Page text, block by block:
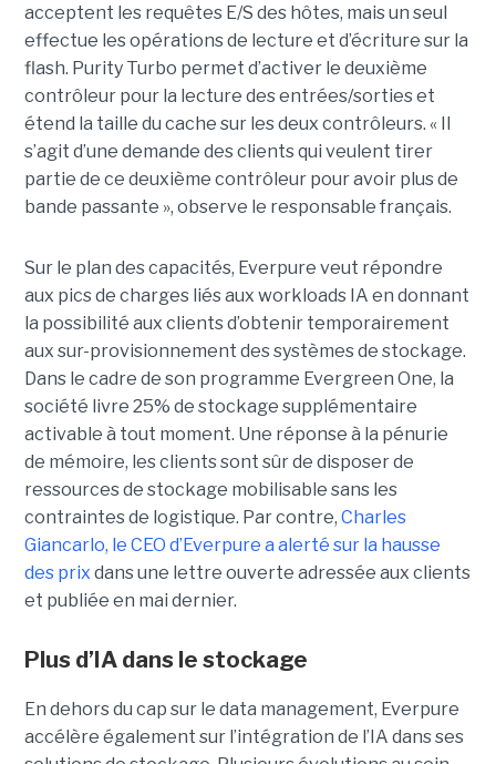
acceptent les requêtes E/S des hôtes, mais un seul
effectue les opérations de lecture et d’écriture sur la
flash. Purity Turbo permet d’activer le deuxième
contrôleur pour la lecture des entrées/sorties et
étend la taille du cache sur les deux contrôleurs. « Il
s’agit d’une demande des clients qui veulent tirer
partie de ce deuxième contrôleur pour avoir plus de
bande passante », observe le responsable français.
Sur le plan des capacités, Everpure veut répondre
aux pics de charges liés aux workloads IA en donnant
la possibilité aux clients d’obtenir temporairement
aux sur-provisionnement des systèmes de stockage.
Dans le cadre de son programme Evergreen One, la
société livre 25% de stockage supplémentaire
activable à tout moment. Une réponse à la pénurie
de mémoire, les clients sont sûr de disposer de
ressources de stockage mobilisable sans les
contraintes de logistique. Par contre, Charles
Giancarlo, le CEO d’Everpure a alerté sur la hausse
des prix dans une lettre ouverte adressée aux clients
et publiée en mai dernier.
Plus d’IA dans le stockage
En dehors du cap sur le data management, Everpure
accélère également sur l’intégration de l’IA dans ses